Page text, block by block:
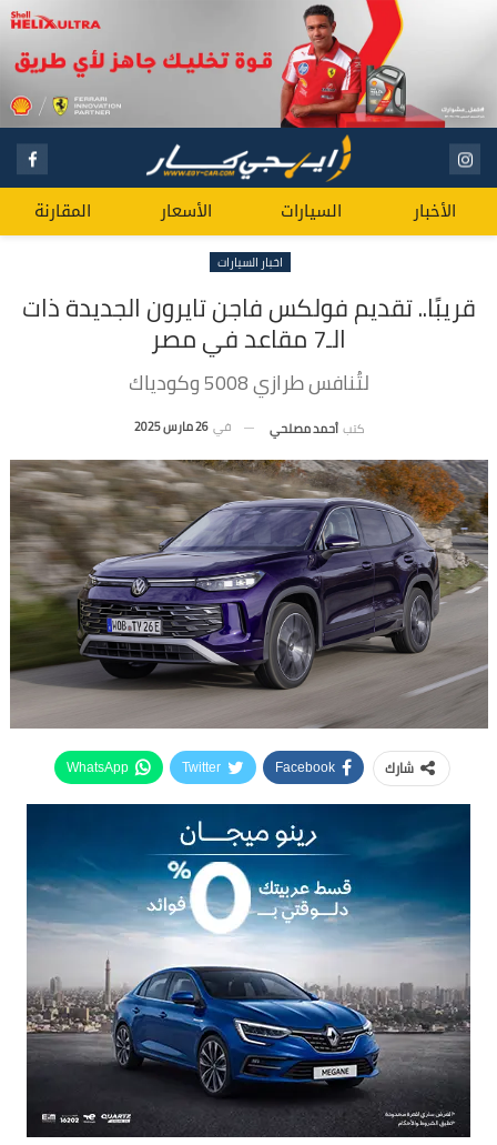
الأخبار السيارات الأسعار المقارنة
اخبار السيارات
قريبًا.. تقديم فولكس فاجن تايرون الجديدة ذات
الـ7 مقاعد في مصر
لتُنافس طرازي 5008 وكودياك
كتب أحمد مصلحي في 26 مارس 2025
شارك Facebook
Twitter
WhatsApp